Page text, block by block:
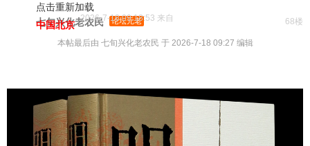
点击重新加载
68楼
七旬兴化老农民 论坛元老
2026-7-18 09:18:53 来自
中国北京
本帖最后由 七旬兴化老农民 于 2026-7-18 09:27 编辑